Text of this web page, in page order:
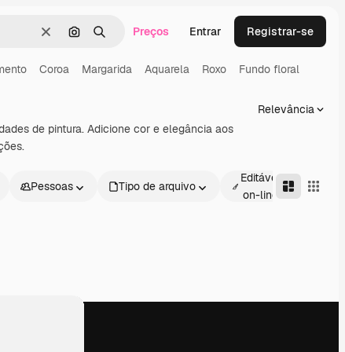
LimparPesquisar por imagem
BuscarPreços Entrar Registrar-se
Coroa Margarida Aquarela Roxo Fundo floral
de pintura. Adicione cor e elegância aos
Relevância
Pessoas Tipo de arquivo
Editável
on-line